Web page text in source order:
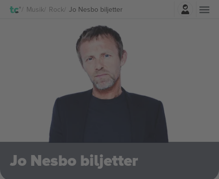
Musik Rock Jo Nesbo biljetter
Jo Nesbo biljetter